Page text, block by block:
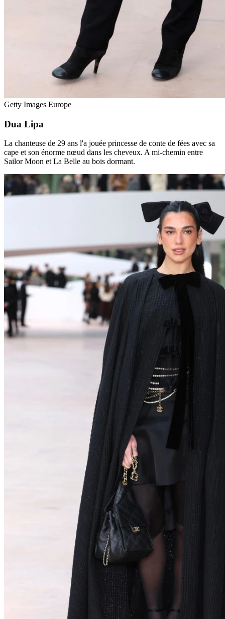
Getty Images Europe
Dua Lipa
La chanteuse de 29 ans l'a jouée princesse de conte de fées avec sa
cape et son énorme nœud dans les cheveux. A mi-chemin entre
Sailor Moon et La Belle au bois dormant.